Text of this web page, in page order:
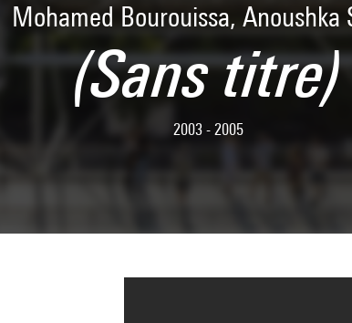
Mohamed Bourouissa, Anoushka
(Sans titre)
2003 - 2005